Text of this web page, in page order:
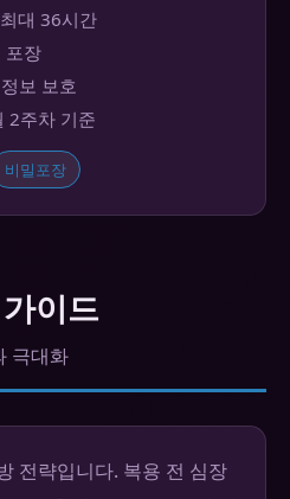
대 36시간
포장
보 보호
2주차 기준
비밀포장
이드
극대화
전략입니다. 복용 전 심장